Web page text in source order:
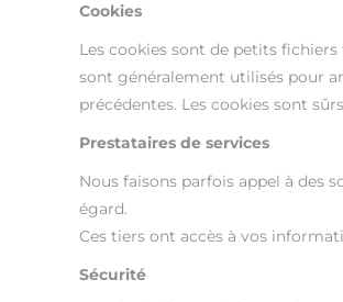
Cookies
Les cookies sont de petits
sont généralement utilisés pour
précédentes. Les cookies sont
Prestataires de services
Nous faisons parfois appel à des
égard.
Ces tiers ont accès à vos
Sécurité